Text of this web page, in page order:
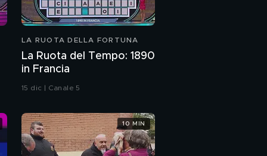
LA RUOTA DELLA FORTUNA
La Ruota del Tempo: 1890
in Francia
15 dic | Canale 5
10 MIN